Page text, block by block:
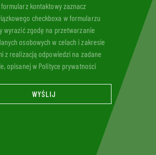
kontaktowy zaznacz
checkboxa w formularzu
wyrazić zgodę na przetwarzanie
osobowych w celach i zakresie
z realizacją odpowiedzi na zadane
opisanej w Polityce prywatności
WYŚLIJ